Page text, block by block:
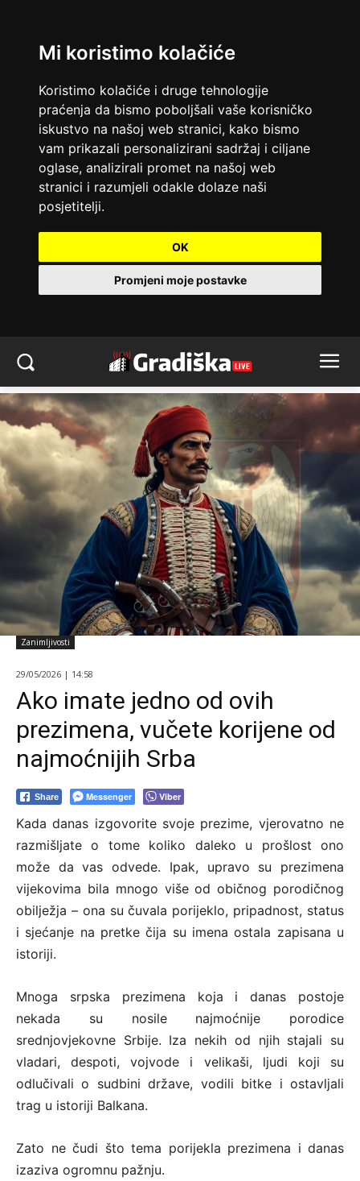
Mi koristimo kolačiće
Koristimo kolačiće i druge tehnologije
praćenja da bismo poboljšali vaše korisničko
iskustvo na našoj web stranici, kako bismo
vam prikazali personalizirani sadržaj i ciljane
oglase, analizirali promet na našoj web
stranici i razumjeli odakle dolaze naši
posjetitelji.
OK
Promjeni moje postavke
Zanimljivosti
29/05/2026 | 14:58
Ako imate jedno od ovih
prezimena, vučete korijene od
najmoćnijih Srba
Share Messenger Viber
Kada danas izgovorite svoje prezime, vjerovatno ne
razmišljate o tome koliko daleko u prošlost ono
može da vas odvede. Ipak, upravo su prezimena
vijekovima bila mnogo više od običnog porodičnog
obilježja – ona su čuvala porijeklo, pripadnost, status
i sjećanje na pretke čija su imena ostala zapisana u
istoriji.
Mnoga srpska prezimena koja i danas postoje
nekada su nosile najmoćnije porodice
srednjovjekovne Srbije. Iza nekih od njih stajali su
vladari, despoti, vojvode i velikaši, ljudi koji su
odlučivali o sudbini države, vodili bitke i ostavljali
trag u istoriji Balkana.
Zato ne čudi što tema porijekla prezimena i danas
izaziva ogromnu pažnju.